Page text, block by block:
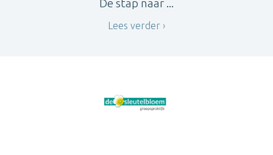
De stap naar ...
Lees verder